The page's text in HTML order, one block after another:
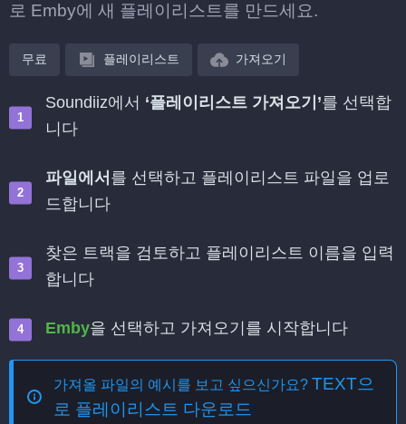
로 Emby에 새 플레이리스트를 만드세요.
무료 플레이리스트 가져오기
Soundiiz에서 ‘플레이리스트 가져오기’를 선택합
니다
파일에서 를 선택하고 플레이리스트 파일을 업로
드합니다
찾은 트랙을 검토하고 플레이리스트 이름을 입력
합니다
Emby을 선택하고 가져오기를 시작합니다
가져올 파일의 예시를 보고 싶으신가요? TEXT으
로 플레이리스트 다운로드